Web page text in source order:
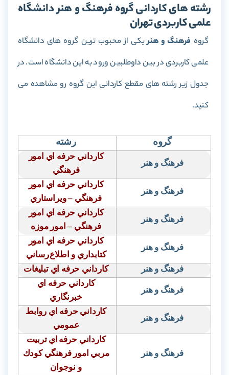
رشته های کاردانی گروه فرهنگ و هنر دانشگاه
علمی کاربردی تهران
گروه فرهنگ و هنریکی از محبوب ترین گروه های دانشگاه
علمی کاربردی در بین داوطلبین ورود به این دانشگاه است. در
جدول زیر رشته های مقطع کاردانی این گروه رو مشاهده می
کنید.
گروه رشته
فرهنگ و هنر
كارداني حرفه اي امور
فرهنگي
فرهنگ و هنر
كارداني حرفه اي امور
فرهنگي – ويراستاري
فرهنگ و هنر
كارداني حرفه اي امور
فرهنگي – امور موزه
فرهنگ و هنر
كارداني حرفه اي امور
كتابداري و اطلاعرساني
فرهنگ و هنر
كارداني حرفه اي تبليغات
فرهنگ و هنر
كارداني حرفه اي
خبرنگاري
فرهنگ و هنر
كارداني حرفه اي روابط
عمومي
فرهنگ و هنر
كارداني حرفه اي تربيت
مربي امور فرهنگي كودك
و نوجوان